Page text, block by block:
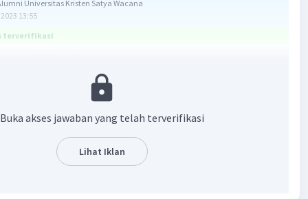
Universitas Kristen Satya Wacana
13:55
terverifikasi
b dapat dituliskan a/b
pecahan bisa menggunakan FPB.
Buka akses jawaban yang telah terverifikasi
Lihat Iklan